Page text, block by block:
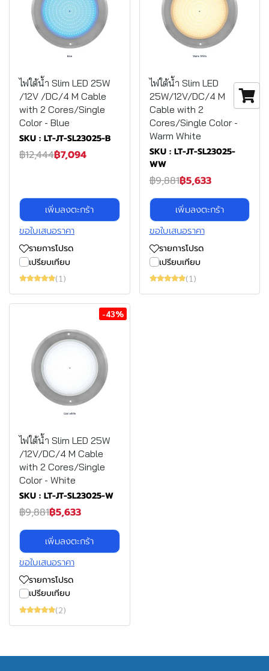
ไฟใต้น้ำ Slim LED 25W
/12V /DC/4 M Cable
with 2 Cores/Single
Color - Blue
SKU : LT-JT-SL23025-B
฿12,444฿7,094
เพิ่มลงตะกร้า
ขอใบเสนอราคา
รายการโปรด
เปรียบเทียบ
(1)
ไฟใต้น้ำ Slim LED
25W/12V/DC/4 M
Cable with 2
Cores/Single Color -
Warm White
SKU : LT-JT-SL23025-
WW
฿9,881฿5,633
เพิ่มลงตะกร้า
ขอใบเสนอราคา
รายการโปรด
เปรียบเทียบ
(1)
-43%
ไฟใต้น้ำ Slim LED 25W
/12V/DC/4 M Cable
with 2 Cores/Single
Color - White
SKU : LT-JT-SL23025-W
฿9,881฿5,633
เพิ่มลงตะกร้า
ขอใบเสนอราคา
รายการโปรด
เปรียบเทียบ
(2)